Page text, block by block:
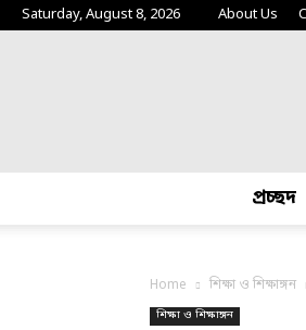
Saturday, August 8, 2026 About Us
প্রচ্ছদ
Home শিক্ষা ও শিক্ষাঙ্গন
শিক্ষা ও শিক্ষাঙ্গন